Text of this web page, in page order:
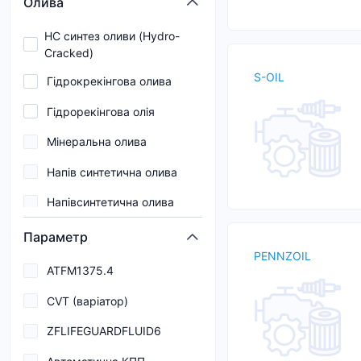
700
A3/B4/E7
A5
A5/B5
A5/B5-12
B1
B2
B3
B4
B5
C1
C2
HC синтез оливи (Hydro-
Cracked)
Гідрокрекінгова олива
Гідрорекінгова олія
Мінеральна олива
Напів синтетична олива
Напівсинтетична олива
Напівсинтетичне
Синтетичне
олива
Параметр
ATFM1375.4
CVT (варіатор)
ZFLIFEGUARDFLUID6
S-OIL
PENNZOIL